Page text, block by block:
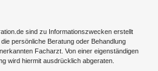
sind zu Informationszwecken erstellt
persönliche Beratung oder Behandlung
Facharzt. Von einer eigenständigen
wird hiermit ausdrücklich abgeraten.